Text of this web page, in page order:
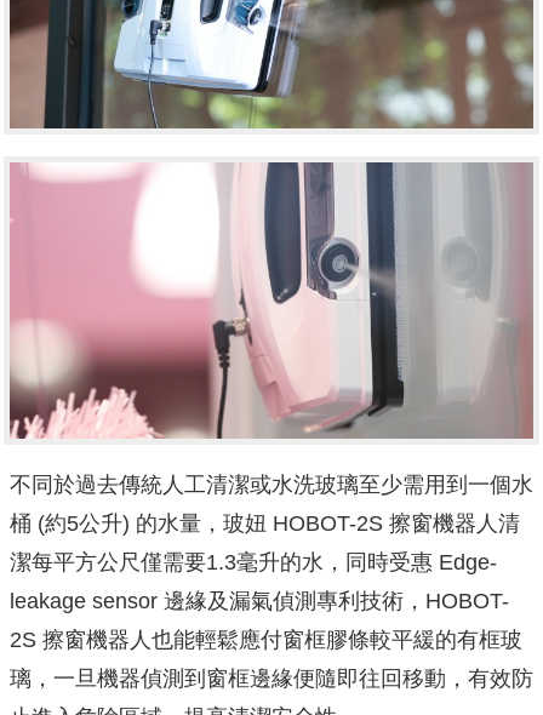
不同於過去傳統人工清潔或水洗玻璃至少需用到一個水
桶 (約5公升) 的水量，玻妞 HOBOT-2S 擦窗機器人清
潔每平方公尺僅需要1.3毫升的水，同時受惠 Edge-
leakage sensor 邊緣及漏氣偵測專利技術，HOBOT-
2S 擦窗機器 人也能輕鬆應付窗框膠條較平緩的有框玻
璃，一旦機器偵測到窗框邊緣便隨即往回移動，有效防